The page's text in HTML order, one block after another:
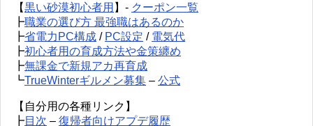
【黒い砂漠初心者用 】- クーポン一覧
┣職業の選び方 最強職はあるのか
┣省電力PC構成 / PC設定 / 電気代
┣初心者用の育成方法や金策纏め
┣無課金で新規アカ再育成
┗TrueWinterギルメン募集 – 公式
【自分用の各種リンク】
┣目次 – 復帰者向けアプデ履歴